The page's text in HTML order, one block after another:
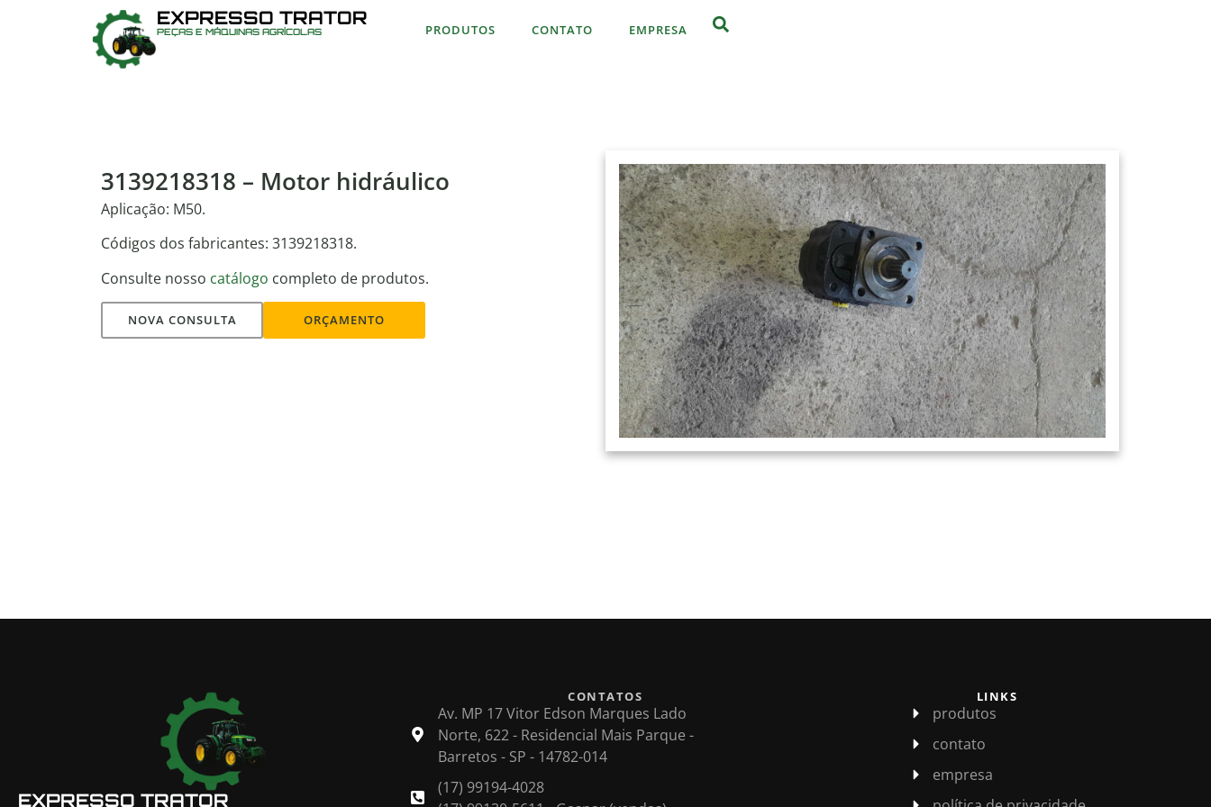
EXPRESSO TRATOR
PEÇAS E MÁQUINAS AGRÍCOLAS PRODUTOS CONTATO EMPRESA
3139218318 – Motor hidráulico
Aplicação: M50.
Códigos dos fabricantes: 3139218318.
Consulte nosso catálogo completo de produtos.
NOVA CONSULTA ORÇAMENTO
EXPRESSO TRATOR
CONTATOS
Av. MP 17 Vitor Edson Marques Lado
Norte, 622 - Residencial Mais Parque -
Barretos - SP - 14782-014
(17) 99194-4028
LINKS
produtos
contato
empresa